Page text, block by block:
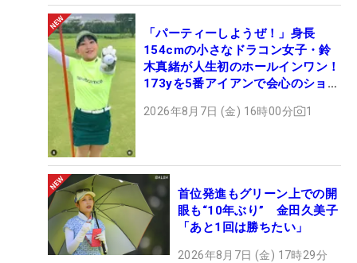
「パーティーしようぜ！」身長
154cmの小さなドラコン女子・鈴
木真緒が人生初のホールインワン！
173yを5番アイアンで会心のショッ
2026年8月7日 (金) 16時00分 1
首位発進もグリーン上での開
眼も“10年ぶり” 金田久美子
「あと1回は勝ちたい」
2026年8月7日 (金) 17時29分